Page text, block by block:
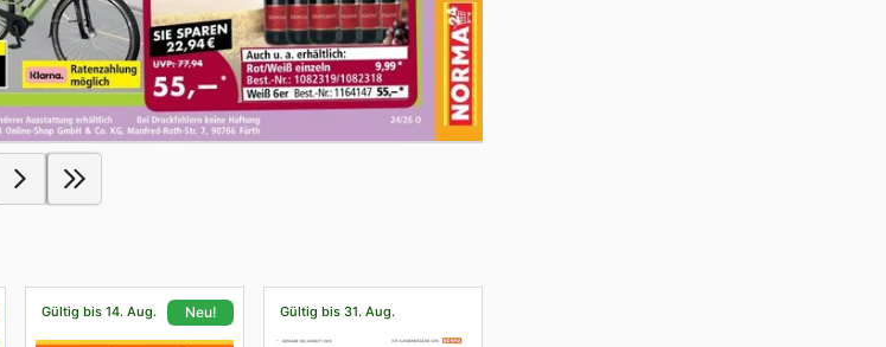
Gültig bis 14. Aug. Neu! Gültig bis 31. Aug.